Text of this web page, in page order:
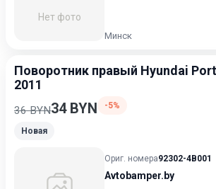
Нет фото
Минск
Поворотник правый Hyundai
2011
36 BYN34 BYN -5%
Новая
Ориг. номера92302-4B001
Avtobamper.by